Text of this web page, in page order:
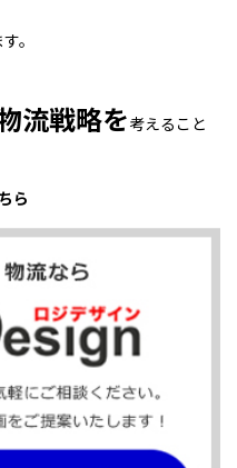
。
流戦略を考えること
ら